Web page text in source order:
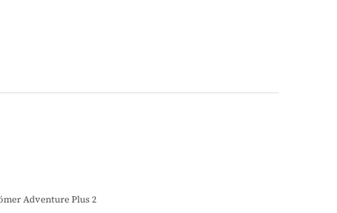
Adventure Plus 2